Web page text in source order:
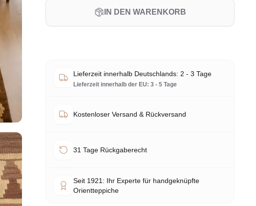
IN DEN WARENKORB
Lieferzeit innerhalb Deutschlands: 2 - 3 Tage
Lieferzeit innerhalb der EU: 3 - 5 Tage
Kostenloser Versand & Rückversand
31 Tage Rückgaberecht
Seit 1921: Ihr Experte für handgeknüpfte
Orientteppiche